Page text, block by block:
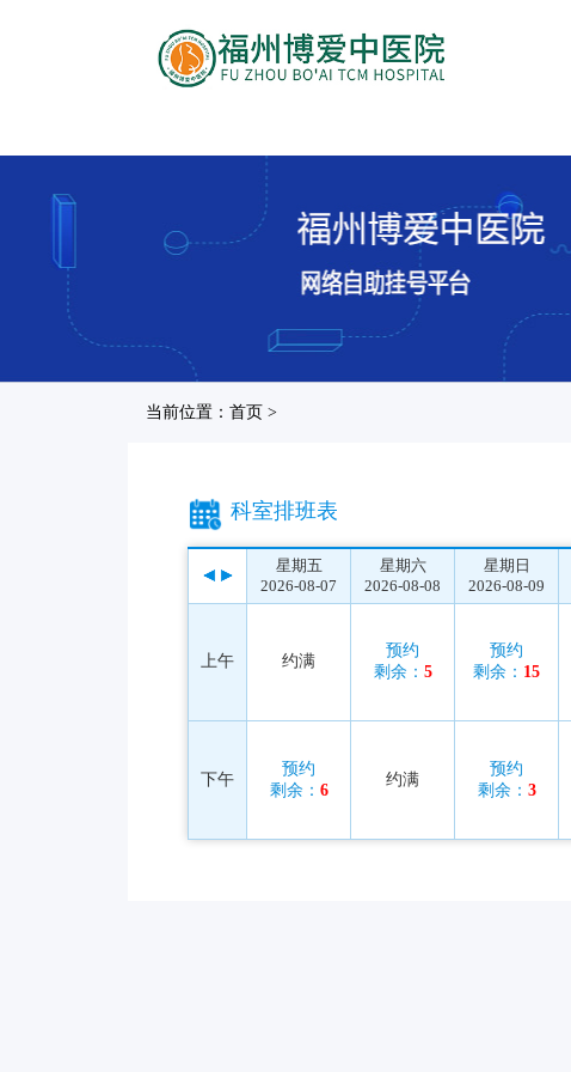
当前位置：首页 >
科室排班表
星期五
2026-08-07
星期六
2026-08-08
星期日
2026-08-09
上午 约满
预约
剩余： 5
预约
剩余： 15
下午
预约
剩余： 6
约满
预约
剩余： 3